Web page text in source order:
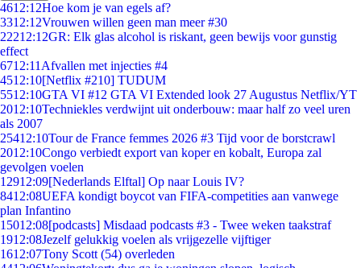
4612:12Hoe kom je van egels af?
3312:12Vrouwen willen geen man meer #30
22212:12GR: Elk glas alcohol is riskant, geen bewijs voor gunstig
effect
6712:11 Afvallen met injecties #4
4512:10[Netflix #210] TUDUM
5512:10GTA VI #12 GTA VI Extended look 27 Augustus Netflix/YT
2012:10Techniekles verdwijnt uit onderbouw: maar half zo veel uren
als 2007
25412:10Tour de France femmes 2026 #3 Tijd voor de borstcrawl
2012:10Congo verbiedt export van koper en kobalt, Europa zal
gevolgen voelen
12912:09[Nederlands Elftal] Op naar Louis IV?
8412:08UEFA kondigt boycot van FIFA-competities aan vanwege
plan Infantino
15012:08[podcasts] Misdaad podcasts #3 - Twee weken taakstraf
1912:08Jezelf gelukkig voelen als vrijgezelle vijftiger
1612:07Tony Scott (54) overleden